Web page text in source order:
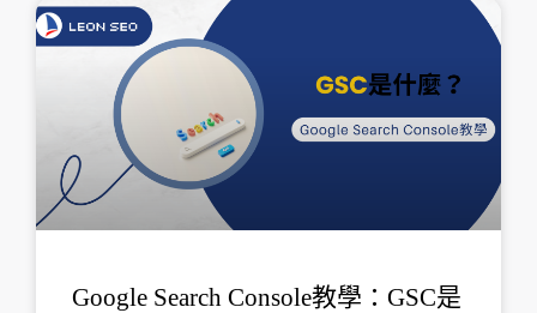
Google Search Console教學：GSC是